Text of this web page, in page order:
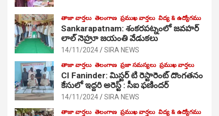
తాజా వార్తలు తెలంగాణ ప్రముఖ వార్తలు విద్య & ఉద్యోగము
Sankarapatnam: శంకరపట్నంలో జవహర్
లాల్ నెహ్రూ జయంతి వేడుకలు
14/11/2024 SIRA NEWS
తాజా వార్తలు తెలంగాణ ప్రజా సమస్యలు ప్రముఖ వార్తలు
CI Faninder: మిస్టర్ టి రెస్టారెంట్ దొంగతనం
కేసులో ఇద్దరి అరెస్ట్ : సీఐ ఫణిందర్
14/11/2024 SIRA NEWS
తాజా వార్తలు తెలంగాణ ప్రముఖ వార్తలు విద్య & ఉద్యోగము